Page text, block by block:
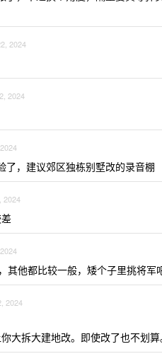
2024
2024
了，建议郊区独栋别墅改的录音棚
2024
其他都比较一般，矮个子里挑将军
2024
大拆大建地改。即使改了也不划算